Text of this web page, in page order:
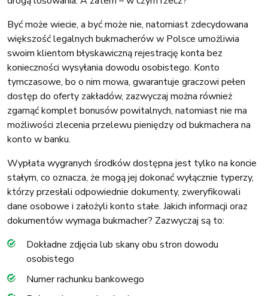
Być może wiecie, a być może nie, natomiast zdecydowana
większość legalnych bukmacherów w Polsce umożliwia
swoim klientom błyskawiczną rejestrację konta bez
konieczności wysyłania dowodu osobistego. Konto
tymczasowe, bo o nim mowa, gwarantuje graczowi pełen
dostęp do oferty zakładów, zazwyczaj można również
zgarnąć komplet bonusów powitalnych, natomiast nie ma
możliwości zlecenia przelewu pieniędzy od bukmachera na
konto w banku.
Wypłata wygranych środków dostępna jest tylko na koncie
stałym, co oznacza, że mogą jej dokonać wyłącznie typerzy,
którzy przesłali odpowiednie dokumenty, zweryfikowali
dane osobowe i założyli konto stałe. Jakich informacji oraz
dokumentów wymaga bukmacher? Zazwyczaj są to:
Dokładne zdjęcia lub skany obu stron dowodu
osobistego
Numer rachunku bankowego